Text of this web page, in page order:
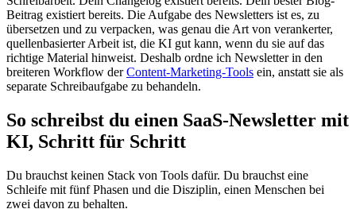
Beitrag existiert bereits. Die Aufgabe des Newsletters ist es, zu
übersetzen und zu verpacken, was genau die Art von verankerter,
quellenbasierter Arbeit ist, die KI gut kann, wenn du sie auf das
richtige Material hinweist. Deshalb ordne ich Newsletter in den
breiteren Workflow derContent-Marketing-Tools ein, anstatt sie als
separate Schreibaufgabe zu behandeln.
So schreibst du einen SaaS-Newsletter mit
KI, Schritt für Schritt
Du brauchst keinen Stack von Tools dafür. Du brauchst eine
Schleife mit fünf Phasen und die Disziplin, einen Menschen bei
zwei davon zu behalten.